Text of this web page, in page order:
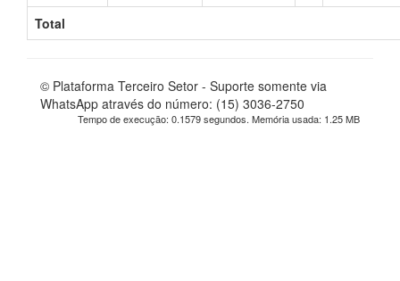
Total
© Plataforma Terceiro Setor - Suporte somente via
WhatsApp através do número: (15) 3036-2750
Tempo de execução: 0.1579 segundos. Memória usada: 1.25 MB